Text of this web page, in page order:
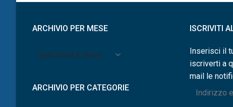
ARCHIVIO PER MESE
Archivio
ARCHIVIO PER CATEGORIE
ISCRIVITI
Inserisci il
iscriverti a
mail le
Indirizzo